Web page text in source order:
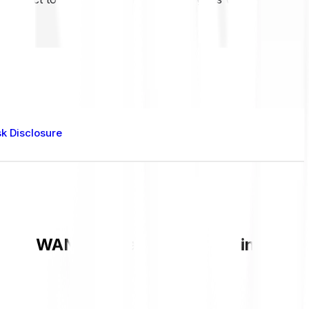
Disclosure
WAN value and live chart in GBP